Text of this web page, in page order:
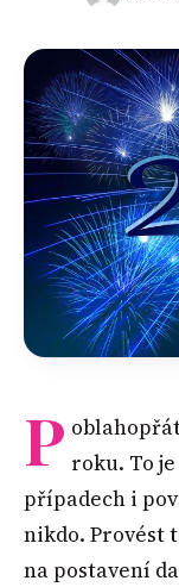
P roku. To
případech i
nikdo. Provést
na postavení